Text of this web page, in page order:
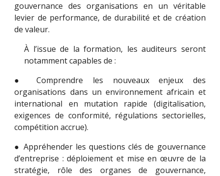
gouvernance des organisations en un véritable
levier de performance, de durabilité et de création
de valeur.
À l’issue de la formation, les auditeurs seront
notamment capables de :
● Comprendre les nouveaux enjeux des
organisations dans un environnement africain et
international en mutation rapide (digitalisation,
exigences de conformité, régulations sectorielles,
compétition accrue).
● Appréhender les questions clés de gouvernance
d’entreprise : déploiement et mise en œuvre de la
stratégie, rôle des organes de gouvernance,